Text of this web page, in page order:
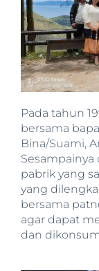
Pada tahun
bersama
Bina/Suami,
pabrik yang
yang
bersama
agar dapat
dan